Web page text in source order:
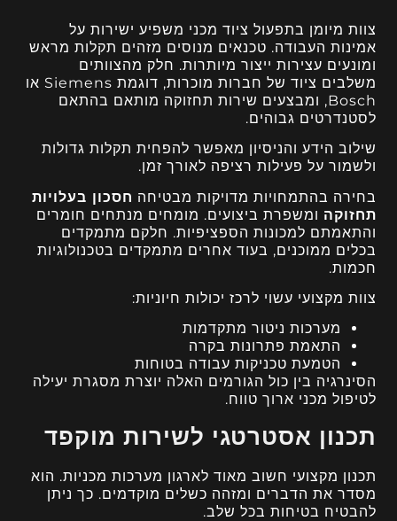
צוות מיומן בתפעול ציוד מכני משפיע ישירות על
אמינות העבודה. טכנאים מנוסים מזהים תקלות מראש
ומונעים עצירות ייצור מיותרות. חלק מהצוותים
משלבים ציוד של חברות מוכרות, דוגמת Siemens או
Bosch, ומבצעים שירות תחזוקה מותאם בהתאם
לסטנדרטים גבוהים.
שילוב הידע והניסיון מאפשר להפחית תקלות גדולות
ולשמור על פעילות רציפה לאורך זמן.
בחירה בהתמחויות מדויקות מבטיחה חסכון בעלויות
תחזוקה ומשפרת ביצועים. מומחים מנתחים חומרים
והתאמתם למכונות הספציפיות. חלקם מתמקדים
בכלים ממוכנים, בעוד אחרים מתמקדים בטכנולוגיות
חכמות.
צוות מקצועי עשוי לרכז יכולות חיוניות:
מערכות ניטור מתקדמות
התאמת פתרונות בקרה
הטמעת טכניקות עבודה בטוחות
הסינרגיה בין כול הגורמים האלה יוצרת מסגרת יעילה
לטיפול מכני ארוך טווח.
תכנון אסטרטגי לשירות מוקפד
תכנון מקצועי חשוב מאוד לארגון מערכות מכניות. הוא
מסדר את הדברים ומזהה כשלים מוקדמים. כך ניתן
להבטיח בטיחות בכל שלב.